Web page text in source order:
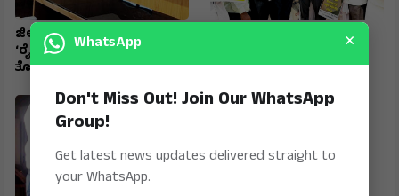
ಜಿಲ್ಲಾ ಟಾಸ್‌‌ಕೆರ್ಸ್ ಸಮಿತಿ ಸಭೆ
‘ರೈತರಿಗೆ ಯಾವುದೇ
ತೊಂದರೆಯಾಗದಂತೆ ನೋಡಿಕೊಳ್ಳಿ’
ಮಾಡಿಕೊಡಲು ಆಗ್ರಹ
WhatsApp ×
Don't Miss Out! Join Our WhatsApp
Group!
Get latest news updates delivered straight to
your WhatsApp.